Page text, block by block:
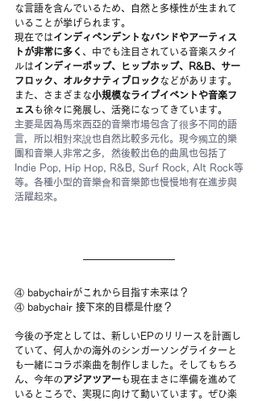
な言語を含んでいるため、自然と多様性が生まれて
いることが挙げられます。
現在ではインディペンデントなバンドやアーティス
トが非常に多く 、中でも注目されている音楽スタイ
ルはインディーポップ、ヒップホップ、R&B、サー
フロック、オルタナティブロック などがあります。
また、さまざまな小規模なライブイベントや音楽フ
ェス も徐々に発展し、活発になってきています。
主要是因為馬來西亞的音樂市場包含了很多不同的語
言，所以相對來說也自然比較多元化。現今獨立的樂
團和音樂人非常之多，然後較出色的曲風也包括了
Indie Pop, Hip Hop, R&B, Surf Rock, Alt Rock等
等。各種小型的音樂會和音樂節也慢慢地有在進步與
活躍起來。
④ babychairがこれから目指す未来は？
④ babychair 接下來的目標是什麼？
今後の予定としては、新しいEPのリリースを計画し
ていて、何人かの海外のシンガーソングライターと
も一緒にコラボ楽曲を制作しました。そしてもちろ
ん、今年のアジアツアーも現在まさに準備を進めて
いるところで、実現に向けて動いています。ぜひ楽